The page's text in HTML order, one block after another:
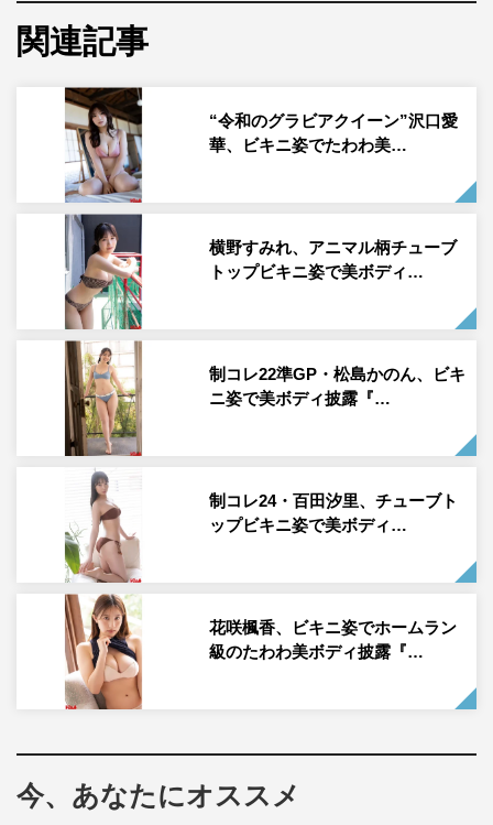
南みゆか『BOMB Love Special 2026』
南みゆかが、5月26日（火）発売のアイドル誌「BOMB」
の水着グラビア別冊『BOMB Love Special 2026』のグラ
ビアに登場した。
アイドルグループ“Sophia la Mode”としても活躍する、南
みゆかの14ページグラビア。二十歳になって大人っぽさの
増したぜいたくボディは、朝ベッドでの爽やかな水色ビキ
ニ、お風呂での清純白ビキニ、スタイルの際立つ赤のチュ
ーブ水着と、どれをとっても大満足間違いなし。
表紙を飾るのは沢口愛華
表紙を飾るのは、時代を代表する令和のグラビアクイー
ン・沢口愛華。少しずつ夏を感じられるようになったこの
季節、テーマは“愛”の深さ。まずは大人っぽいネイビーの
チューブトップ水着で、真っ赤な絨毯の上やお風呂でしっ
とりと。オレンジ柄のレースビキニに着替えては、さまざ
まな角度からのボディラインをしっかり堪能。続いては黒
の変形ビキニで、陰影のついたフェルメールな瞬間を。最
ーから約8年、何ら変わることのない“愛”を感じる20ペー
関連記事
“令和のグラビアクイーン”沢口愛
華、ビキニ姿でたわわ美…
横野すみれ、アニマル柄チューブ
トップビキニ姿で美ボディ…
制コレ22準GP・松島かのん、ビキ
ニ姿で美ボディ披露『…
制コレ24・百田汐里、チューブト
ップビキニ姿で美ボディ…
花咲楓香、ビキニ姿でホームラン
級のたわわ美ボディ披露『…
今、あなたにオススメ